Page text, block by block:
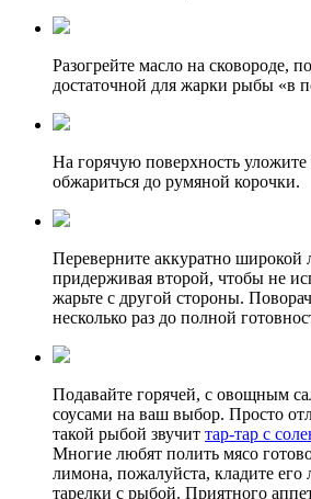
Разогрейте масло на сковороде,
достаточной для жарки рыбы «в
На горячую поверхность
обжариться до румяной корочки.
Переверните аккуратно широкой
придерживая второй, чтобы не
жарьте с другой стороны.
несколько раз до полной
Подавайте горячей, с овощным
соусами на ваш выбор. Просто
такой рыбой звучит тар-тар с
Многие любят полить мясо
лимона, пожалуйста, кладите его
тарелки с рыбой. Приятного